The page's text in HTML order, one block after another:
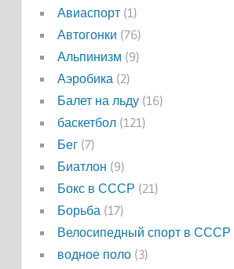
Авиаспорт(1)
Автогонки (76)
Альпинизм (9)
Аэробика(2)
Балет на льду(16)
баскетбол(121)
Бег(7)
Биатлон (9)
Бокс в СССР (21)
Борьба(17)
Велосипедный спорт в СССР
водное поло(3)